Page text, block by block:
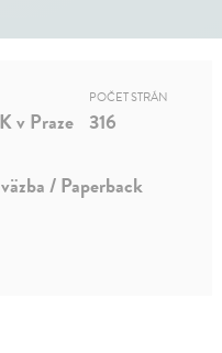
v Praze
POČET STRÁN
316
/ Paperback